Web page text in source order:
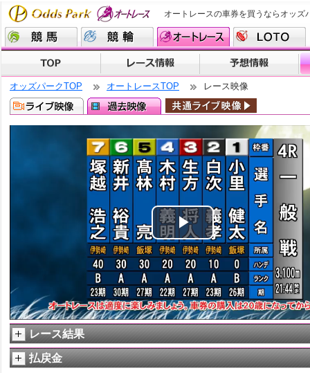
オートレースの車券を買うならオッズ
オッズパークTOP オートレースTOP レース映像
Play
Video
レース結果
払戻金